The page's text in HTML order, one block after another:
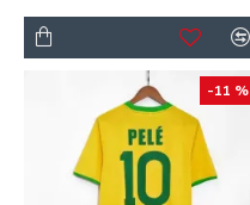
-11 %